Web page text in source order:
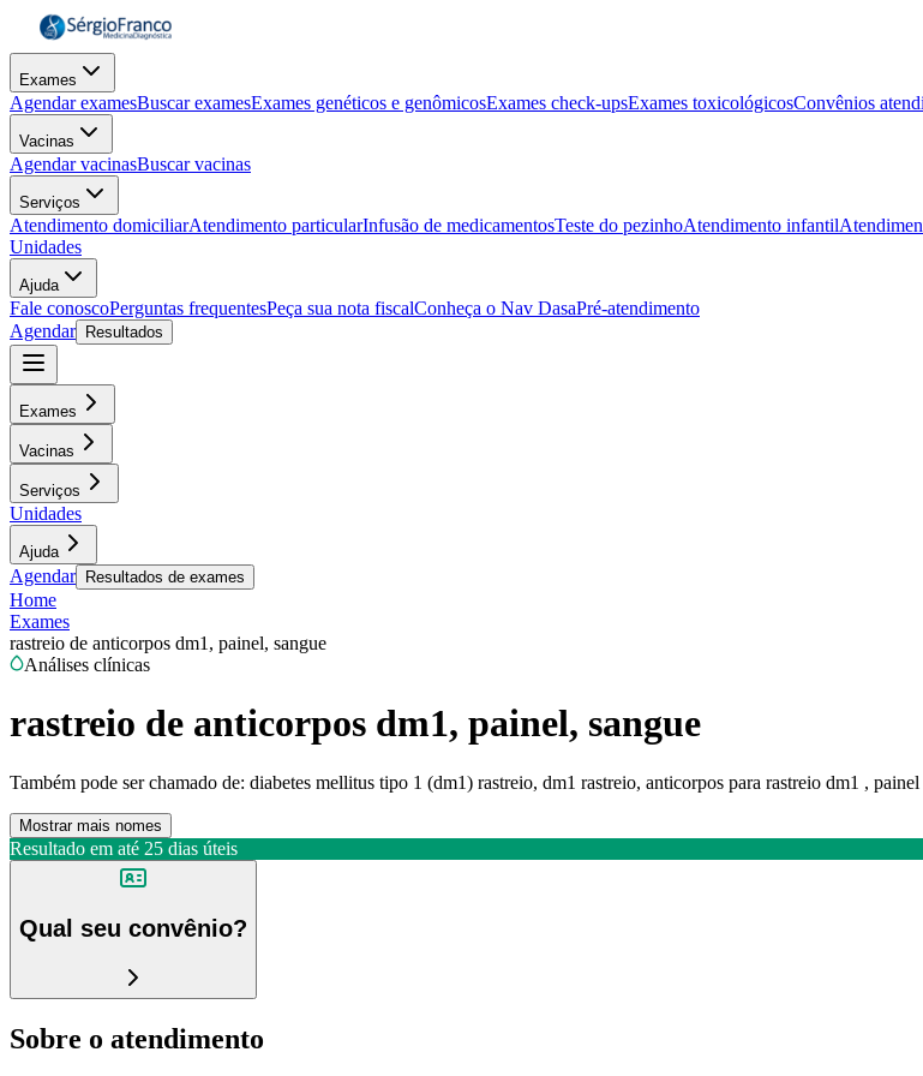
Exames
Agendar examesBuscar examesExames genéticos e genômicosExames check-upsExames toxicológicosConvênios
Vacinas
Agendar vacinasBuscar vacinas
Serviços
Atendimento domiciliarAtendimento particularInfusão de medicamentosTeste do pezinhoAtendimento infantil
Unidades
Ajuda
Fale conoscoPerguntas frequentesPeça sua nota fiscalConheça o Nav DasaPré-atendimento
Agendar
Resultados
Exames
Vacinas
Serviços
Unidades
Ajuda
Agendar Resultados de exames
Home
Exames
rastreio de anticorpos dm1, painel, sangue
Análises clínicas
rastreio de anticorpos dm1, painel, sangue
Também pode ser chamado de: diabetes mellitus tipo 1 (dm1) rastreio, dm1 rastreio, anticorpos para rastreio dm1 ,
Mostrar mais nomes
Resultado em até 25 dias úteis
Qual seu convênio?
Sobre o atendimento